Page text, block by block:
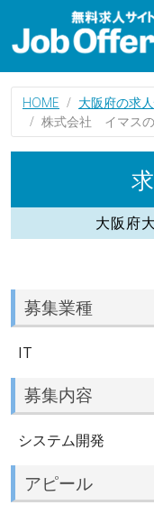
HOME 大阪府の求
株式会社 イマス
大阪府
募集業種
IT
募集内容
システム開発
アピール